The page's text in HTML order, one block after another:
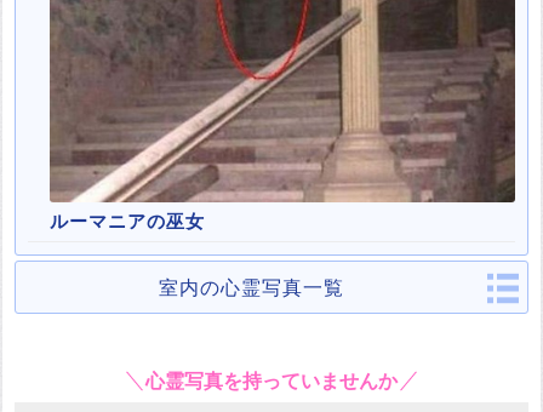
ルーマニアの巫女
室内の心霊写真一覧
心霊写真を持っていませんか